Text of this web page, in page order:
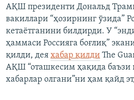
АҚШ президенти Дональд
вакиллари “ҳозирнинг ўзида”
кетаётганини билдирди. У
ҳаммаси Россияга боғлиқ”
қилди, дея хабар қилди The
АҚШ “оташкесим ҳақида
хабарлар олгани”ни ҳам қайд